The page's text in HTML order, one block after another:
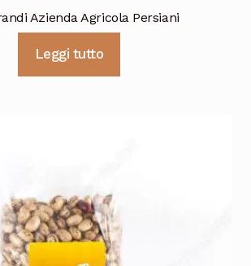
Azienda Agricola Persiani
Leggi tutto